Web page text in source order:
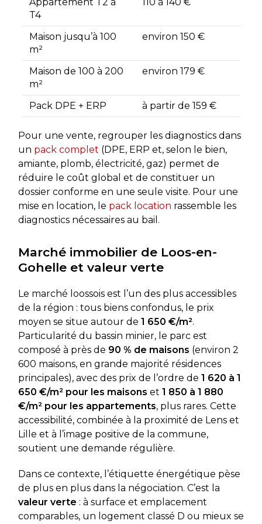
T4
Maison jusqu’à 100
m²
environ 150 €
Maison de 100 à 200
m²
environ 179 €
Pack DPE + ERP à partir de 159 €
Pour une vente, regrouper les diagnostics dans
un pack complet (DPE, ERP et, selon le bien,
amiante, plomb, électricité, gaz) permet de
réduire le coût global et de constituer un
dossier conforme en une seule visite. Pour une
mise en location, le pack location rassemble les
diagnostics nécessaires au bail.
Marché immobilier de Loos-en-
Gohelle et valeur verte
Le marché loossois est l’un des plus accessibles
de la région : tous biens confondus, le prix
moyen se situe autour de 1 650 €/m².
Particularité du bassin minier, le parc est
composé à près de 90 % de maisons (environ 2
600 maisons, en grande majorité résidences
principales), avec des prix de l’ordre de 1 620 à 1
650 €/m² pour les maisons et 1 850 à 1 880
€/m² pour les appartements, plus rares. Cette
accessibilité, combinée à la proximité de Lens et
Lille et à l’image positive de la commune,
soutient une demande régulière.
Dans ce contexte, l’étiquette énergétique pèse
de plus en plus dans la négociation. C’est la
valeur verte : à surface et emplacement
comparables, un logement classé D ou mieux se